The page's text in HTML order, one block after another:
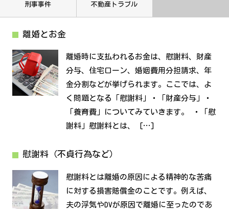
刑事事件 不動産トラブル
離婚とお金
離婚時に支払われるお金は、慰謝料、財産
分与、住宅ローン、婚姻費用分担請求、年
金分割などが挙げられます。ここでは、よ
く問題となる「慰謝料」・「財産分与」・
「養育費」についてみていきます。 ・「慰
謝料」慰謝料とは、 […]
慰謝料（不貞行為など）
慰謝料とは離婚の原因による精神的な苦痛
に対する損害賠償金のことです。例えば、
夫の浮気やDVが原因で離婚に至ったのであ